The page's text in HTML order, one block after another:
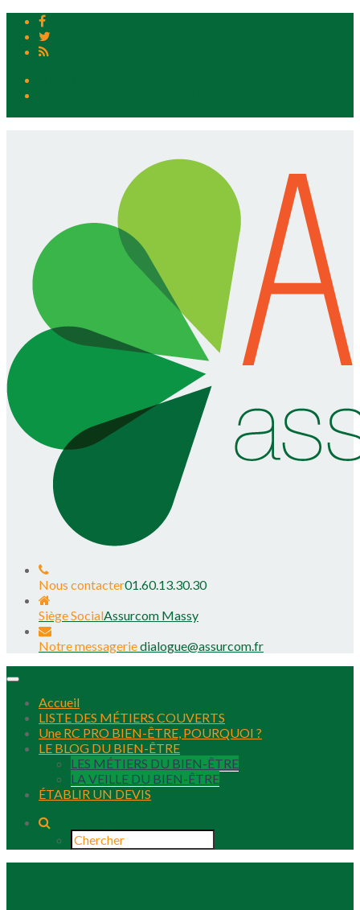
Nous contacter01.60.13.30.30
Siège SocialAssurcom Massy
Notre messageriedialogue@assurcom.fr
Toggle
navigationAccueil
LISTE DES MÉTIERS COUVERTS
Une RC PRO BIEN-ÊTRE, POURQUOI ?
LE BLOG DU BIEN-ÊTRE
LES MÉTIERS DU BIEN-ÊTRE
LA VEILLE DU BIEN-ÊTRE
ÉTABLIR UN DEVIS